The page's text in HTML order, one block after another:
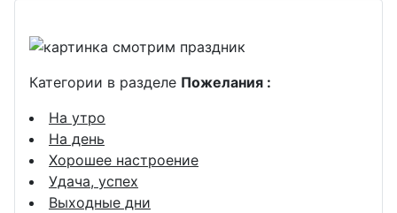
Категории в разделе Пожелания :
На утро
На день
Хорошее настроение
Удача, успех
Выходные дни